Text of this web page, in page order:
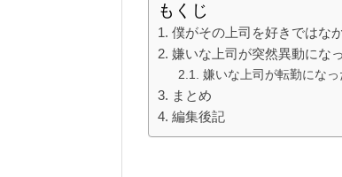
もくじ
僕がその上司を好きではな
嫌いな上司が突然異動にな
嫌いな上司が転勤にな
まとめ
編集後記